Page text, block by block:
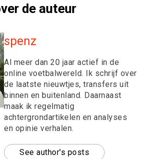
de auteur
spenz
Al meer dan 20 jaar actief in de
online voetbalwereld. Ik schrijf over
de laatste nieuwtjes, transfers uit
binnen en buitenland. Daarnaast
maak ik regelmatig
achtergrondartikelen en analyses
en opinie verhalen.
See author's posts